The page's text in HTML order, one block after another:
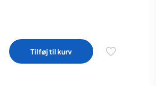
Tilføj til kurv